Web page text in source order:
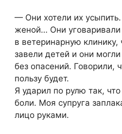
— Они хотели их
женой… Они уговаривали
в ветеринарную
завели детей и они
без опасений. Говорили,
пользу будет.
Я ударил по рулю так,
боли. Моя супруга
лицо руками.